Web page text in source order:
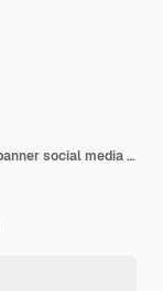
Delizioso modello di progettazione post banner social media gelateria speciale